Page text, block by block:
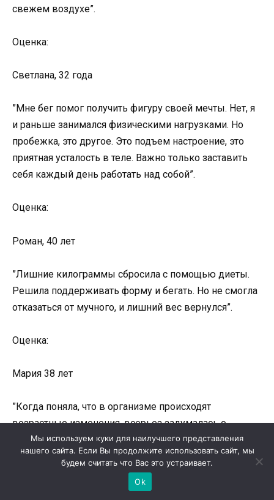
свежем воздухе”.
Оценка:
Светлана, 32 года
”Мне бег помог получить фигуру своей мечты. Нет, я
и раньше занимался физическими нагрузками. Но
пробежка, это другое. Это подъем настроение, это
приятная усталость в теле. Важно только заставить
себя каждый день работать над собой”.
Оценка:
Роман, 40 лет
”Лишние килограммы сбросила с помощью диеты.
Решила поддерживать форму и бегать. Но не смогла
отказаться от мучного, и лишний вес вернулся”.
Оценка:
Мария 38 лет
”Когда поняла, что в организме происходят
возрастные изменения, всерьез задумалась о
физических нагрузках. Бег мне не подходит. Так как
есть болезнь сердца. Но вот ходьба мне очень
нравится. Благодаря ей, я не только укрепляю свое
сердце, а и получаю заряд бодрости”.
Мы используем куки для наилучшего представления
нашего сайта. Если Вы продолжите использовать сайт, мы
будем считать что Вас это устраивает.
Ok